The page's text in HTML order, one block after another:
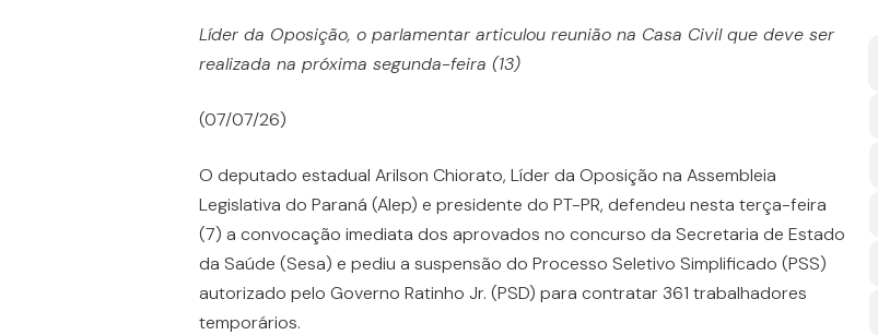
Líder da Oposição, o parlamentar articulou reunião na Casa Civil que deve ser
realizada na próxima segunda-feira (13)
(07/07/26)
O deputado estadual Arilson Chiorato, Líder da Oposição na Assembleia
Legislativa do Paraná (Alep) e presidente do PT-PR, defendeu nesta terça-feira
(7) a convocação imediata dos aprovados no concurso da Secretaria de Estado
da Saúde (Sesa) e pediu a suspensão do Processo Seletivo Simplificado (PSS)
autorizado pelo Governo Ratinho Jr. (PSD) para contratar 361 trabalhadores
temporários.